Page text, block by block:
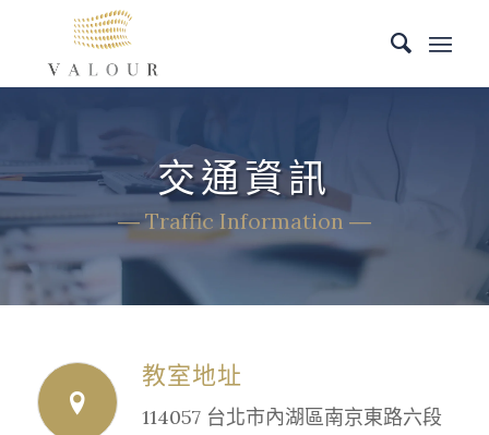
交通資訊
― Traffic Information ―
教室地址
114057 台北市內湖區南京東路六段